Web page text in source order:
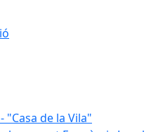
de la Vila"